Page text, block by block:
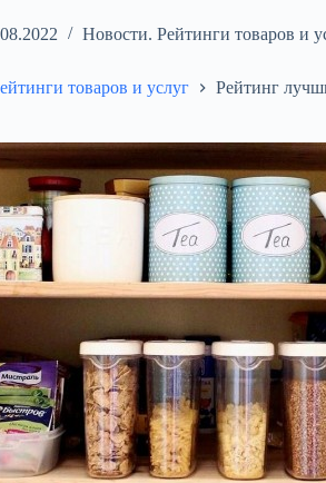
Новости. Рейтинги товаров и
товаров и услуг Рейтинг